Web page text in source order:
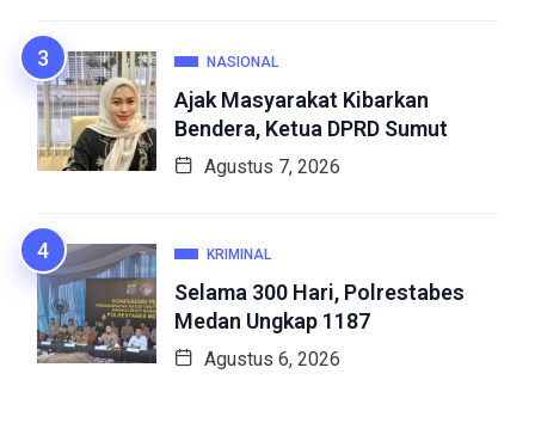
NASIONAL
Ajak Masyarakat Kibarkan
Bendera, Ketua DPRD Sumut
Agustus 7, 2026
KRIMINAL
Selama 300 Hari, Polrestabes
Medan Ungkap 1187
Agustus 6, 2026